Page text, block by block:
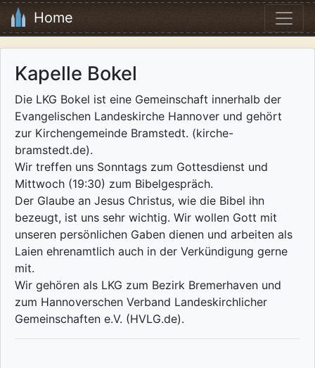
Home
Kapelle Bokel
Die LKG Bokel ist eine Gemeinschaft innerhalb der
Evangelischen Landeskirche Hannover und gehört
zur Kirchengemeinde Bramstedt. (kirche-
bramstedt.de).
Wir treffen uns Sonntags zum Gottesdienst und
Mittwoch (19:30) zum Bibelgespräch.
Der Glaube an Jesus Christus, wie die Bibel ihn
bezeugt, ist uns sehr wichtig. Wir wollen Gott mit
unseren persönlichen Gaben dienen und arbeiten als
Laien ehrenamtlich auch in der Verkündigung gerne
mit.
Wir gehören als LKG zum Bezirk Bremerhaven und
zum Hannoverschen Verband Landeskirchlicher
Gemeinschaften e.V. (HVLG.de).